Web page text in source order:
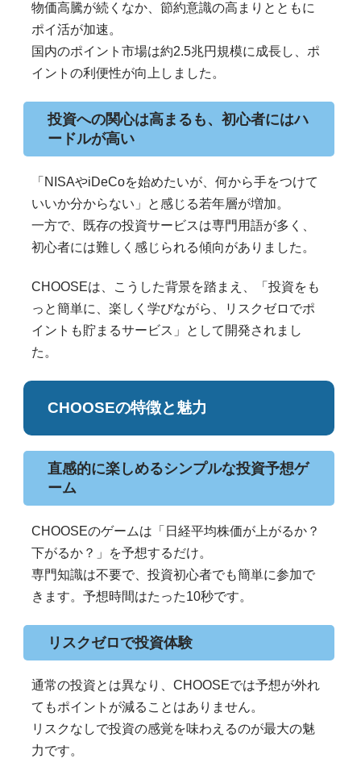
物価高騰が続くなか、節約意識の高まりとともに
ポイ活が加速。
国内のポイント市場は約2.5兆円規模に成長し、ポ
イントの利便性が向上しました。
投資への関心は高まるも、初心者にはハ
ードルが高い
「NISAやiDeCoを始めたいが、何から手をつけて
いいか分からない」と感じる若年層が増加。
一方で、既存の投資サービスは専門用語が多く、
初心者には難しく感じられる傾向がありました。
CHOOSEは、こうした背景を踏まえ、「投資をも
っと簡単に、楽しく学びながら、リスクゼロでポ
イントも貯まるサービス」として開発されまし
た。
CHOOSEの特徴と魅力
直感的に楽しめるシンプルな投資予想ゲ
ーム
CHOOSEのゲームは「日経平均株価が上がるか？
下がるか？」を予想するだけ。
専門知識は不要で、投資初心者でも簡単に参加で
きます。予想時間はたった10秒です。
リスクゼロで投資体験
通常の投資とは異なり、CHOOSEでは予想が外れ
てもポイントが減ることはありません。
リスクなしで投資の感覚を味わえるのが最大の魅
力です。